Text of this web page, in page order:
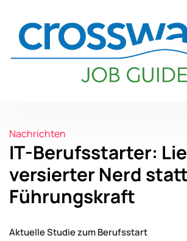
Nachrichten
IT-Berufsstarter:
versierter Nerd statt
Führungskraft
Aktuelle Studie zum Berufsstart